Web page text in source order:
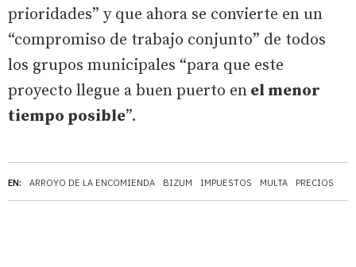
EN: ARROYO DE LA ENCOMIENDA BIZUM IMPUESTOS MULTA PRECIOS
prioridades” y que ahora se convierte en un
“compromiso de trabajo conjunto” de todos
los grupos municipales “para que este
proyecto llegue a buen puerto en el menor
tiempo posible”.